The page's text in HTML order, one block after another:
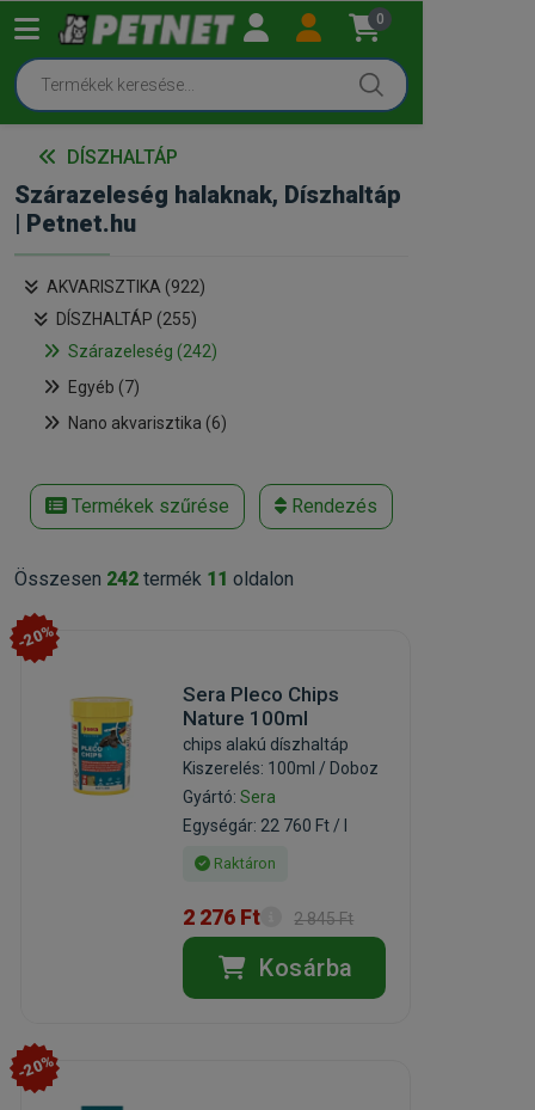
0
DÍSZHALTÁP
Szárazeleség halaknak, Díszhaltáp
| Petnet.hu
AKVARISZTIKA (922)
DÍSZHALTÁP (255)
Szárazeleség (242)
Egyéb (7)
Nano akvarisztika (6)
Termékek szűrése Rendezés
Összesen 242 termék 11 oldalon
-20%
Sera Pleco Chips
Nature 100ml
chips alakú díszhaltáp
Kiszerelés: 100ml / Doboz
Gyártó:Sera
Egységár: 22 760 Ft / l
Raktáron
2 276 Ft 2 845 Ft
Kosárba
-20%